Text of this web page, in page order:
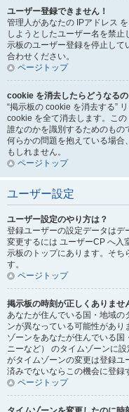
ユーザー登録できません！
管理人があなたの IPアドレス
しようとしたユーザー名を禁
示板のユーザー登録を停止して
合わせください。
ページトップ
cookie を消去したらどうなるの
“掲示板の cookie を消去する”
cookie を全て消去します。こ
誰なのかを識別するためのもの
何らかの問題を抱えている場
もしれません。
ページトップ
ユーザー設定
ユーザー設定のやり方は？
登録ユーザーの設定データはデ
変更するには ユーザーCP へ入
示板のトップにあります。そち
す。
ページトップ
掲示板の時刻が正しくありませ
あなたが住んでいる国・地域の
ンが異なっている可能性があ
ゾーンをあなたが住んでいる
ニーなど） のタイムゾーンに
がタイムゾーンの変更は登録ユ
済みでないならこの機会に登録
ページトップ